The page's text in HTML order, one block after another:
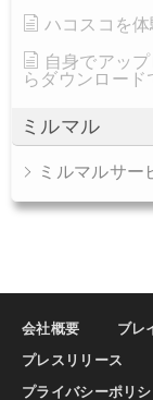
ハコスコを
自身でアッ
らダウンロード
ミルマル
ミルマルサー
会社概要 ブレ
プレスリリース
プライバシーポリ